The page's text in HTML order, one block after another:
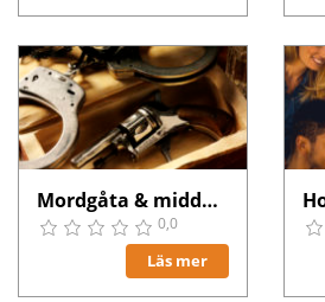
Mordgåta & middag i Stockholm
0,0
Läs mer